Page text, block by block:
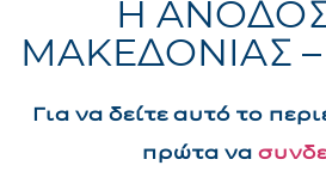
Η
ΜΑΚΕΔΟΝΙΑΣ
Για να δείτε αυτό το
πρώτα να